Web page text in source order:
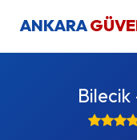
ANKARA